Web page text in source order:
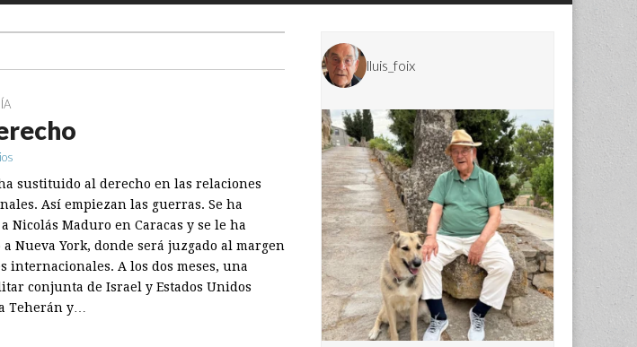
sustituido al derecho en las relaciones
Así empiezan las guerras. Se ha
Nicolás Maduro en Caracas y se le ha
Nueva York, donde será juzgado al margen
internacionales. A los dos meses, una
conjunta de Israel y Estados Unidos
Teherán y…
lluis_foix